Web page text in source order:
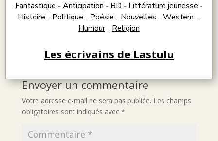
Fantastique - Anticipation - BD - Littérature jeunesse -
Histoire - Politique - Poésie - Nouvelles - Western -
Humour- Religion
Les écrivains de Lastulu
Envoyer un commentaire
Votre adresse e-mail ne sera pas publiée. Les champs
obligatoires sont indiqués avec *